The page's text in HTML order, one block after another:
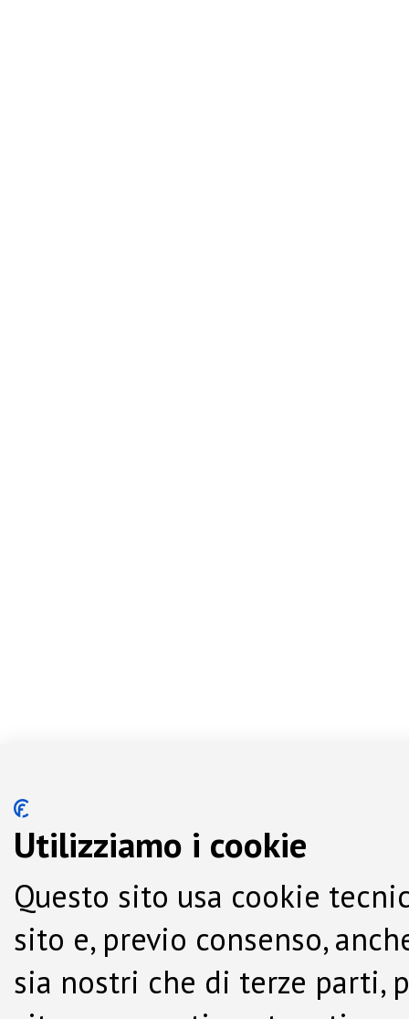
Utilizziamo i cookie
Questo sito usa cookie
sito e, previo consenso,
sia nostri che di terze parti,